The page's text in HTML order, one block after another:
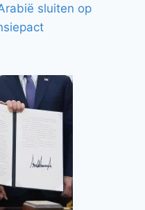
sluiten op